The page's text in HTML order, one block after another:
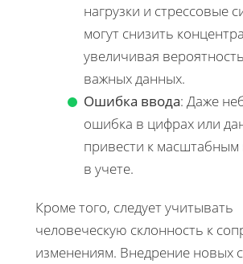
нагрузки и стрессовые
могут снизить
увеличивая
важных данных.
Ошибка ввода: Даже
ошибка в цифрах или
привести к масштабным
в учете.
Кроме того, следует учитывать
человеческую склонность к
изменениям. Внедрение новых